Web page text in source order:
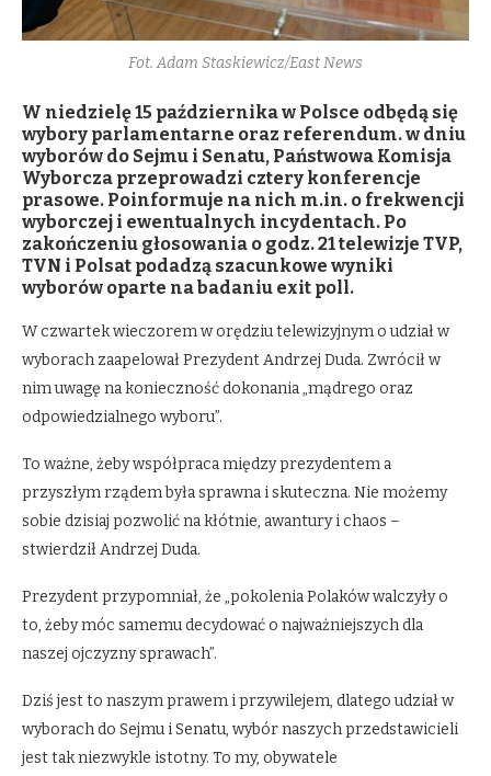
Fot. Adam Staskiewicz/East News
W niedzielę 15 października w Polsce odbędą się
wybory parlamentarne oraz referendum. w dniu
wyborów do Sejmu i Senatu, Państwowa Komisja
Wyborcza przeprowadzi cztery konferencje
prasowe. Poinformuje na nich m.in. o frekwencji
wyborczej i ewentualnych incydentach. Po
zakończeniu głosowania o godz. 21 telewizje TVP,
TVN i Polsat podadzą szacunkowe wyniki
wyborów oparte na badaniu exit poll.
W czwartek wieczorem w orędziu telewizyjnym o udział w
wyborach zaapelował Prezydent Andrzej Duda. Zwrócił w
nim uwagę na konieczność dokonania „mądrego oraz
odpowiedzialnego wyboru”.
To ważne, żeby współpraca między prezydentem a
przyszłym rządem była sprawna i skuteczna. Nie możemy
sobie dzisiaj pozwolić na kłótnie, awantury i chaos –
stwierdził Andrzej Duda.
Prezydent przypomniał, że „pokolenia Polaków walczyły o
to, żeby móc samemu decydować o najważniejszych dla
naszej ojczyzny sprawach”.
Dziś jest to naszym prawem i przywilejem, dlatego udział w
wyborach do Sejmu i Senatu, wybór naszych przedstawicieli
jest tak niezwykle istotny. To my, obywatele